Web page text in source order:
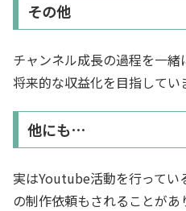
その他
チャンネル成長の過程を一緒
将来的な収益化を目指してい
他にも…
実はYoutube活動を行って
の制作依頼もされることがあ